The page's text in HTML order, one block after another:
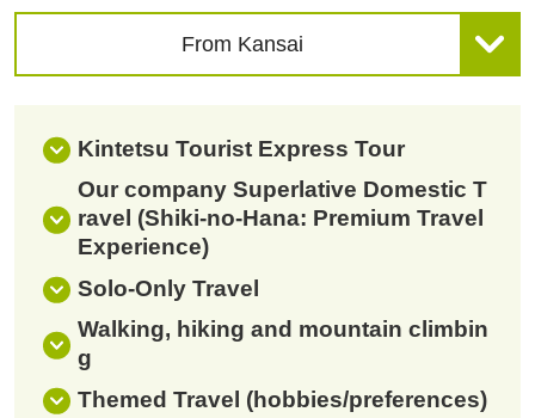
From Kansai
Kintetsu Tourist Express Tour
Our company Superlative Domestic T
ravel (Shiki-no-Hana: Premium Travel
Experience)
Solo-Only Travel
Walking, hiking and mountain climbin
g
Themed Travel (hobbies/preferences)